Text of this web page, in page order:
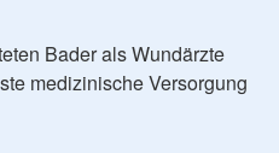
Bader als Wundärzte
medizinische Versorgung